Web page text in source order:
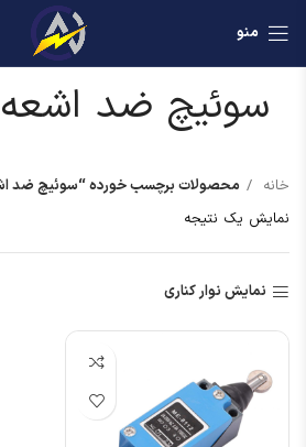
منو
سوئیچ ضد اشعه
خانه
محصولات برچسب خورده “سوئیچ ضد
نمایش یک نتیجه
نمایش نوار کناری